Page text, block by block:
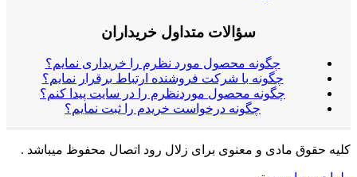
سؤالات متداول خریداران
چگونه محصول مورد نظرم را خریداری نمایم؟
چگونه با شرکت فروشنده ارتباط برقرار نمایم؟
چگونه محصول موردنظرم را در سایت پیدا کنم؟
چگونه درخواست خریدم را ثبت نمایم؟
کلیه حقوق مادی و معنوی برای زلال رود اتصال محفوظ میباشد .